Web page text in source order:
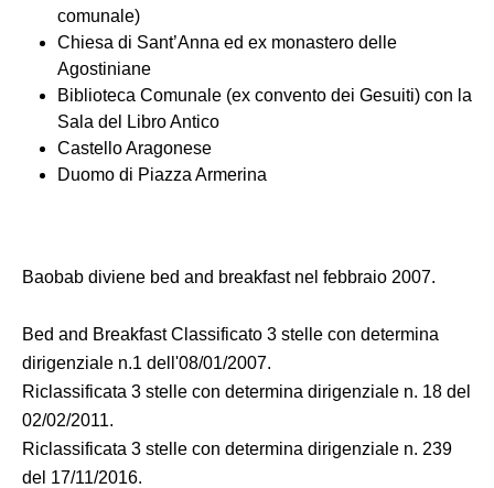
comunale)
Chiesa di Sant’Anna ed ex monastero delle
Agostiniane
Biblioteca Comunale (ex convento dei Gesuiti) con la
Sala del Libro Antico
Castello Aragonese
Duomo di Piazza Armerina
Baobab diviene bed and breakfast nel febbraio 2007.
Bed and Breakfast Classificato 3 stelle con determina
dirigenziale n.1 dell'08/01/2007.
Riclassificata 3 stelle con determina dirigenziale n. 18 del
02/02/2011.
Riclassificata 3 stelle con determina dirigenziale n. 239
del 17/11/2016.